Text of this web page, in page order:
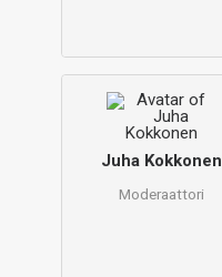
Juha Kokkonen
Moderaattori